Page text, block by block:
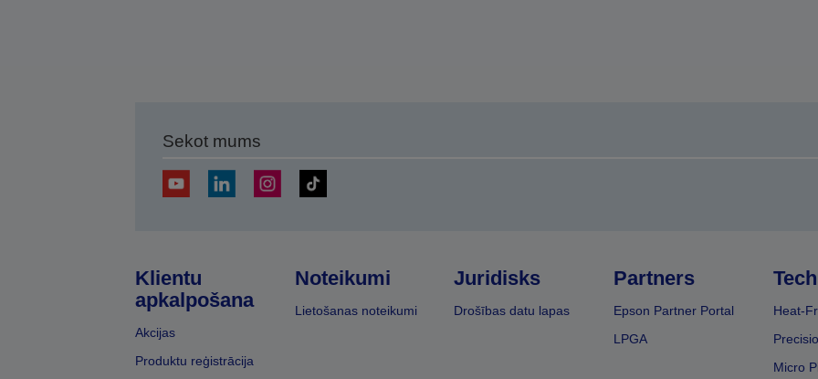
Sekot mums
Klientu
apkalpošana
Akcijas
Produktu reģistrācija
Noteikumi
Lietošanas noteikumi
Juridisks
Drošības datu lapas
Partners
Epson Partner Portal
LPGA
Heat-
Micro